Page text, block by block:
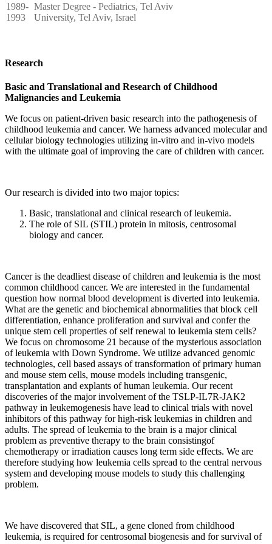
1989-
1993
Master Degree - Pediatrics, Tel Aviv
University, Tel Aviv, Israel
Research
Basic and Translational and Research of Childhood
Malignancies and Leukemia
We focus on patient-driven basic research into the pathogenesis of
childhood leukemia and cancer. We harness advanced molecular and
cellular biology technologies utilizing in-vitro and in-vivo models
with the ultimate goal of improving the care of children with cancer.
Our research is divided into two major topics:
Basic, translational and clinical research of leukemia.
The role of SIL (STIL) protein in mitosis, centrosomal
biology and cancer.
Cancer is the deadliest disease of children and leukemia is the most
common childhood cancer. We are interested in the fundamental
question how normal blood development is diverted into leukemia.
What are the genetic and biochemical abnormalities that block cell
differentiation, enhance proliferation and survival and confer the
unique stem cell properties of self renewal to leukemia stem cells?
We focus on chromosome 21 because of the mysterious association
of leukemia with Down Syndrome. We utilize advanced genomic
technologies, cell based assays of transformation of primary human
and mouse stem cells, mouse models including transgenic,
transplantation and explants of human leukemia. Our recent
discoveries of the major involvement of the TSLP-IL7R-JAK2
pathway in leukemogenesis have lead to clinical trials with novel
inhibitors of this pathway for high-risk leukemias in children and
adults. The spread of leukemia to the brain is a major clinical
problem as preventive therapy to the brain consistingof
chemotherapy or irradiation causes long term side effects. We are
therefore studying how leukemia cells spread to the central nervous
system and developing mouse models to study this challenging
problem.
We have discovered that SIL, a gene cloned from childhood
leukemia, is required for centrosomal biogenesis and for survival of